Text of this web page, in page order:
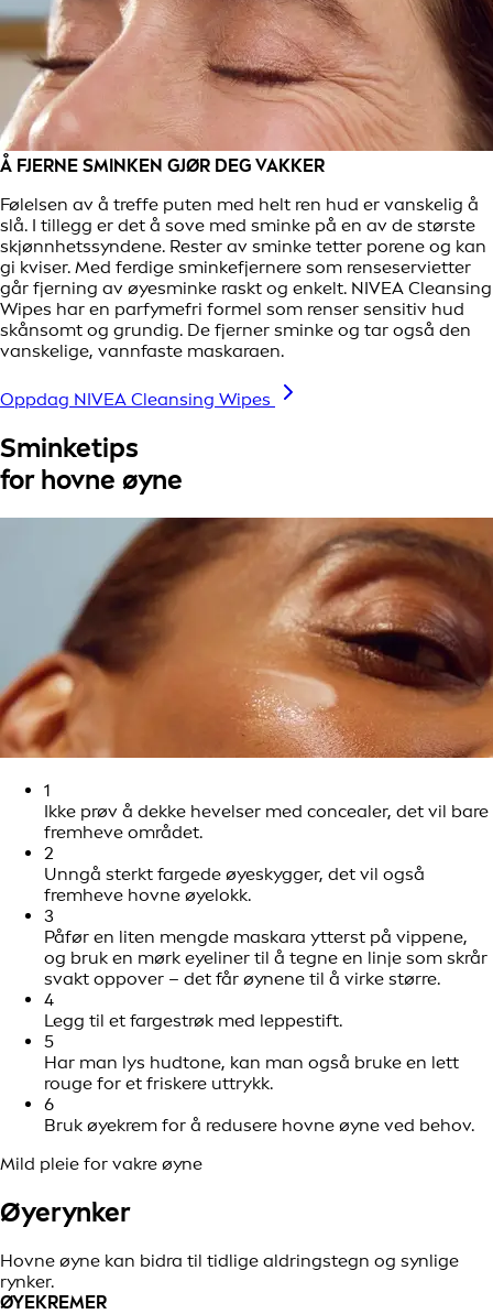
Å FJERNE SMINKEN GJØR DEG VAKKER
Følelsen av å treffe puten med helt ren hud er vanskelig å
slå. I tillegg er det å sove med sminke på en av de største
skjønnhetssyndene. Rester av sminke tetter porene og kan
gi kviser. Med ferdige sminkefjernere som renseservietter
går fjerning av øyesminke raskt og enkelt. NIVEA Cleansing
Wipes har en parfymefri formel som renser sensitiv hud
skånsomt og grundig. De fjerner sminke og tar også den
vanskelige, vannfaste maskaraen.
Oppdag NIVEA Cleansing Wipes
Sminketips
for hovne øyne
1
Ikke prøv å dekke hevelser med concealer, det vil bare
fremheve området.
2
Unngå sterkt fargede øyeskygger, det vil også
fremheve hovne øyelokk.
3
Påfør en liten mengde maskara ytterst på vippene,
og bruk en mørk eyeliner til å tegne en linje som skrår
svakt oppover – det får øynene til å virke større.
4
Legg til et fargestrøk med leppestift.
5
Har man lys hudtone, kan man også bruke en lett
rouge for et friskere uttrykk.
6
Bruk øyekrem for å redusere hovne øyne ved behov.
Mild pleie for vakre øyne
Øyerynker
Hovne øyne kan bidra til tidlige aldringstegn og synlige
rynker.
ØYEKREMER